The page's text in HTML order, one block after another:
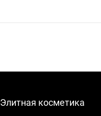
Элитная косметика